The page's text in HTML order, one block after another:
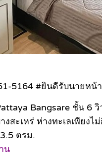
5164 #ยินดีรับนายหน้า
Bangsare ชั้น 6 วิ
สะเหร่ ห่างทะเลเพียงไ
ตรม.
น